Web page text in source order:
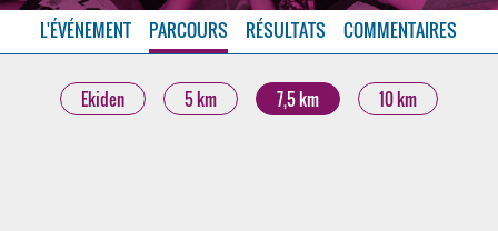
L'ÉVÉNEMENT PARCOURS RÉSULTATS COMMENTAIRES
Ekiden 5 km 7,5 km 10 km